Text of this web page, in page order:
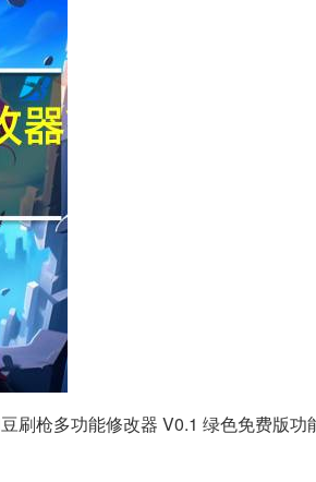
刷枪多功能修改器 V0.1 绿色免费版功